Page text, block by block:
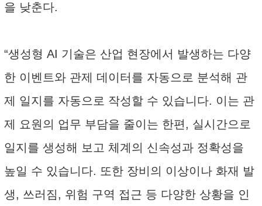
을 낮춘다.
“생성형 AI 기술은 산업 현장에서 발생하는 다양
한 이벤트와 관제 데이터를 자동으로 분석해 관
제 일지를 자동으로 작성할 수 있습니다. 이는 관
제 요원의 업무 부담을 줄이는 한편, 실시간으로
일지를 생성해 보고 체계의 신속성과 정확성을
높일 수 있습니다. 또한 장비의 이상이나 화재 발
생, 쓰러짐, 위험 구역 접근 등 다양한 상황을 인